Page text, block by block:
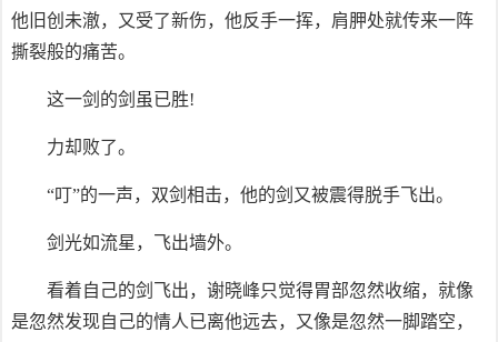
他旧创未澈，又受了新伤，他反手一挥，肩胛处就传来一阵
撕裂般的痛苦。
这一剑的剑虽已胜!
力却败了。
“叮”的一声，双剑相击，他的剑又被震得脱手飞出。
剑光如流星，飞出墙外。
看着自己的剑飞出，谢晓峰只觉得胃部忽然收缩，就像
是忽然发现自己的情人已离他远去，又像是忽然一脚踏空，